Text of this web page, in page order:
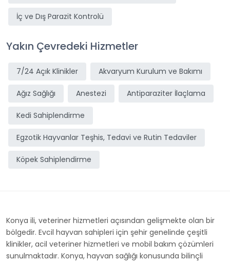
İç ve Dış Parazit Kontrolü
Yakın Çevredeki Hizmetler
7/24 Açık Klinikler Akvaryum Kurulum ve Bakımı
Ağız Sağlığı Anestezi Antiparaziter İlaçlama
Kedi Sahiplendirme
Egzotik Hayvanlar Teşhis, Tedavi ve Rutin Tedaviler
Köpek Sahiplendirme
Konya ili, veteriner hizmetleri açısından gelişmekte olan bir
bölgedir. Evcil hayvan sahipleri için şehir genelinde çeşitli
klinikler, acil veteriner hizmetleri ve mobil bakım çözümleri
sunulmaktadır. Konya, hayvan sağlığı konusunda bilinçli